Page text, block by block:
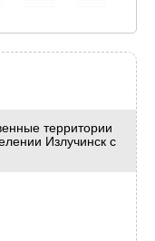
территории
Излучинск с